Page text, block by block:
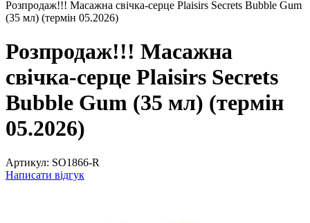
Розпродаж!!! Масажна свічка-серце Plaisirs Secrets Bubble Gum
(35 мл) (термін 05.2026)
Розпродаж!!! Масажна
свічка-серце Plaisirs Secrets
Bubble Gum (35 мл) (термін
05.2026)
Артикул: SO1866-R
Написати відгук